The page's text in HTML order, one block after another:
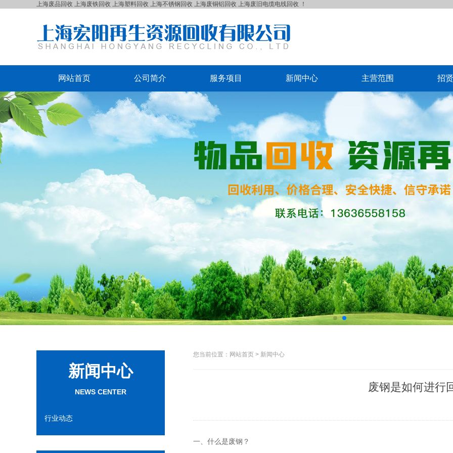
上海废品回收 上海废铁回收 上海塑料回收 上海不锈钢回收 上海废铜铝回收 上海废旧电缆电线回收 ！
网站首页 公司简介 服务项目 新闻中心 主营范围 招
新闻中心
NEWS CENTER
行业动态
您当前位置：网站首页 > 新闻中心
废钢是如何进行
一、什么是废钢？